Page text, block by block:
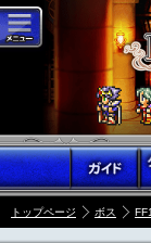
トップページ ボス